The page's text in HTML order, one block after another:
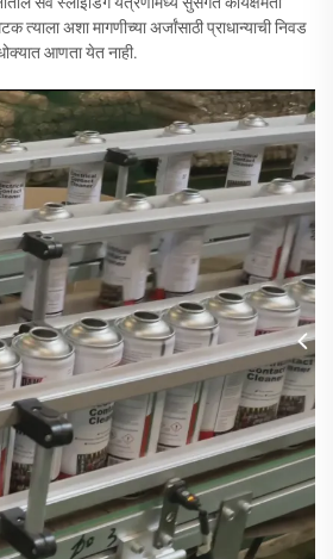
त्याला अशा मागणीच्या अर्जांसाठी प्राधान्याची निवड
आणता येत नाही.